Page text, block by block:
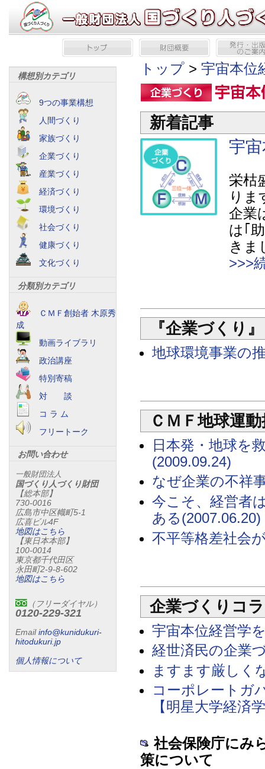
構想別カテゴリ
9つの事業構想
人間づくり
家族づくり
企業づくり
産業づくり
経済づくり
環境づくり
社会づくり
健康づくり
文化づくり
分類別カテゴリ
ＣＭＦ創始者 木原秀
成
動画ライブラリ
政治講座
特別寄稿
対 談
コ ラ ム
フリートーク
お問い合わせ
一般財団法人
国づくり人づくり財団
【総本部】
730-0016
広島市中区幟町5-1
広喜ビル4F
地図はこちら
【東日本本部】
100-0014
東京都千代田区
永田町2-9-8-602
地図はこちら
（フリーダイヤル）
0120-229-321
Emailinfo@kunidukuri-
hitodukuri.jp
個人情報について
トップ > 宇宙本位
新着記事
宇
栄枯
りま
企業
は｢
きま
>>>
『企業づくり
地球環境事業の
ＣＭＦ地球運
日本発・地球を
(2009.09.24)
なぜ企業の不祥
今こそ、経営者
ある(2007.06.20)
不平等格差社会
企業づくりコ
宇宙本位経営学
経世済民の企業
ますます厳しく
コーポレートガ
【明星大学経済
社会保険庁にみ
策について